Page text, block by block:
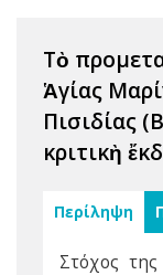
Τὸ
Ἁγίας
Πισιδίας
κριτικὴ
Περίληψη
Στόχος της